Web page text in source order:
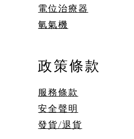
電位治療器
​氫氣機
政策條款
服務條款
安全聲明
發貨/退貨